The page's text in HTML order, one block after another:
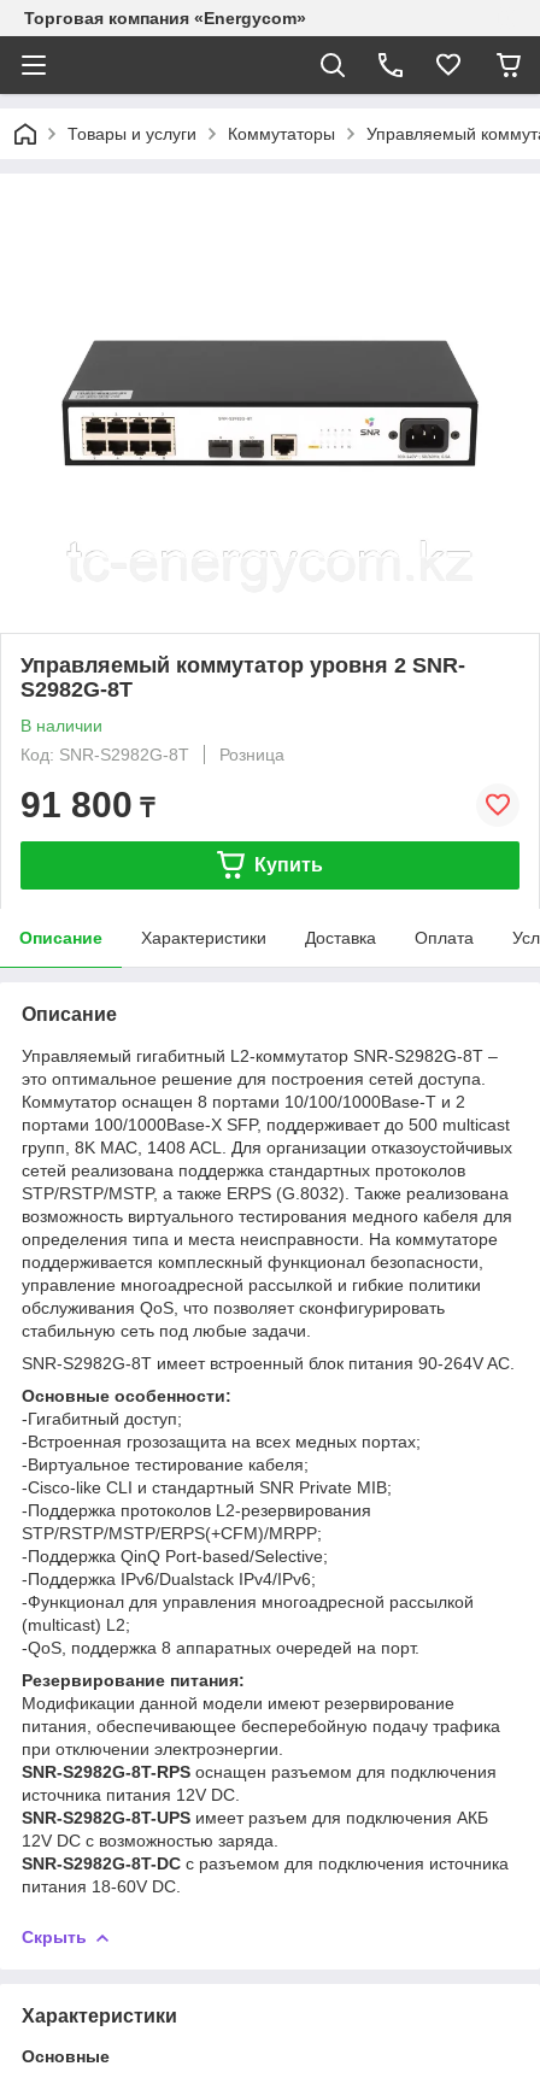
Торговая компания «Energycom»
Товары и услуги Коммутаторы Управляемый
Управляемый коммутатор уровня 2 SNR-
S2982G-8T
В наличии
Код: SNR-S2982G-8T
Розница
91 800 ₸
Купить
Описание Характеристики Доставка Оплата
Описание
Управляемый гигабитный L2-коммутатор SNR-S2982G-8T –
это оптимальное решение для построения сетей доступа.
Коммутатор оснащен 8 портами 10/100/1000Base-T и 2
портами 100/1000Base-X SFP, поддерживает до 500 multicast
групп, 8K MAC, 1408 ACL. Для организации отказоустойчивых
сетей реализована поддержка стандартных протоколов
STP/RSTP/MSTP, а также ERPS (G.8032). Также реализована
возможность виртуального тестирования медного кабеля для
определения типа и места неисправности. На коммутаторе
поддерживается комплескный функционал безопасности,
управление многоадресной рассылкой и гибкие политики
обслуживания QoS, что позволяет сконфигурировать
стабильную сеть под любые задачи.
SNR-S2982G-8T имеет встроенный блок питания 90-264V AC.
Основные особенности:
-Гигабитный доступ;
-Встроенная грозозащита на всех медных портах;
-Виртуальное тестирование кабеля;
-Cisco-like CLI и стандартный SNR Private MIB;
-Поддержка протоколов L2-резервирования
STP/RSTP/MSTP/ERPS(+CFM)/MRPP;
-Поддержка QinQ Port-based/Selective;
-Поддержка IPv6/Dualstack IPv4/IPv6;
-Функционал для управления многоадресной рассылкой
(multicast) L2;
-QoS, поддержка 8 аппаратных очередей на порт.
Резервирование питания:
Модификации данной модели имеют резервирование
питания, обеспечивающее бесперебойную подачу трафика
при отключении электроэнергии.
SNR-S2982G-8T-RPS оснащен разъемом для подключения
источника питания 12V DC.
SNR-S2982G-8T-UPS имеет разъем для подключения АКБ
12V DC c возможностью заряда.
SNR-S2982G-8T-DC с разъемом для подключения источника
питания 18-60V DC.
Скрыть
Характеристики
Основные